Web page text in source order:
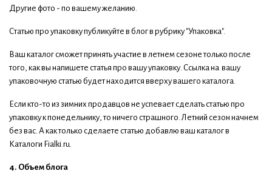
Другие фото - по вашему желанию.
Статью про упаковку публикуйте в блог в рубрику "Упаковка".
Ваш каталог сможет принять участие в летнем сезоне только после
того, как вы напишете статья про вашу упаковку. Ссылка на вашу
упаковочную статью будет находится вверху вашего каталога.
Если кто-то из зимних продавцов не успевает сделать статью про
упаковку к понедельнику, то ничего страшного. Летний сезон начнем
без вас. А как только сделаете статью добавлю ваш каталог в
Каталоги Fialki.ru.
4. Объем блога